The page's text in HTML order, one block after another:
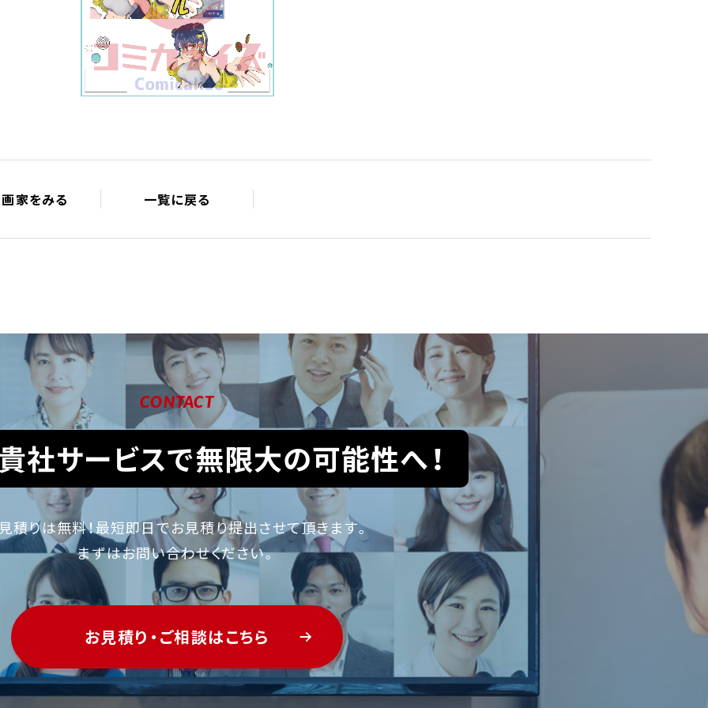
家をみる 一覧に戻る
CONTACT
社サービスで無限大の可能性へ！
積りは無料！最短即日でお見積り提出させて頂きます。
まずはお問い合わせください。
お見積り・ご相談はこちら